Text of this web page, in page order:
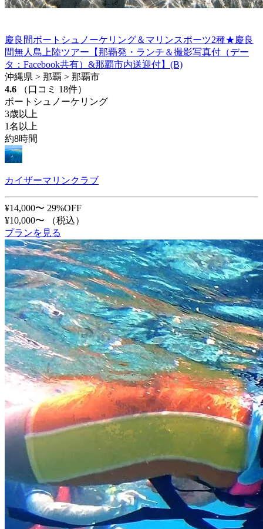
慶良間ボートシュノーケリング＆マリンスポーツ2種★慶良
間無人島上陸ツアー【那覇発・ランチ＆撮影写真付（デー
タ：Facebook共有）&那覇市内送迎付】(B)
沖縄県 > 那覇 > 那覇市
4.6
（口コミ 18件）
ボートシュノーケリング
3歳以上
1名以上
約8時間
カイザーマリンクラブ
¥14,000〜 29%OFF
¥10,000〜
（税込）
プランを見る